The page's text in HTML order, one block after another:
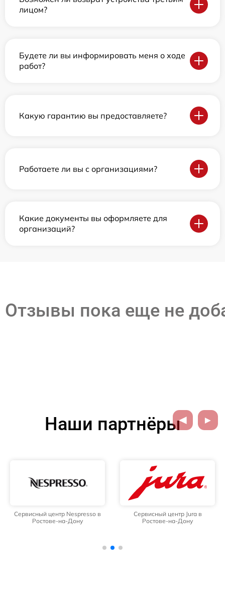
лицом?
Будете ли вы информировать меня о ходе
работ?
Какую гарантию вы предоставляете?
Работаете ли вы с организациями?
Какие документы вы оформляете для
организаций?
Отзывы пока еще не
Наши партнёры
Сервисный центр Nespresso в
Ростове-на-Дону
Сервисный центр Jura в
Ростове-на-Дону